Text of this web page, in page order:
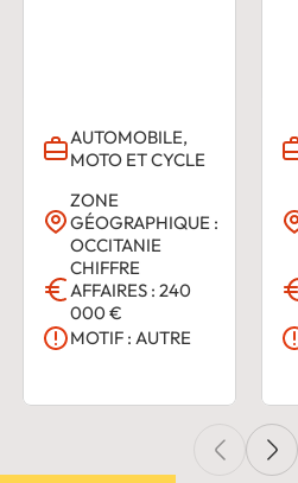
AUTOMOBILE,
MOTO ET CYCLE
ZONE
GÉOGRAPHIQUE :
OCCITANIE
CHIFFRE
AFFAIRES : 240
000 €
MOTIF : AUTRE